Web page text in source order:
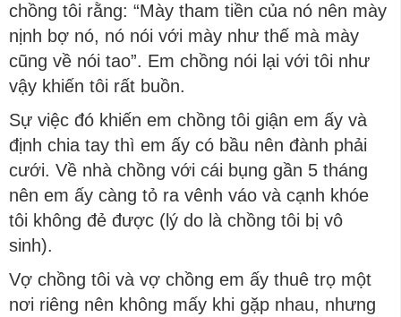
chồng tôi rằng: “Mày tham tiền của nó nên mày
nịnh bợ nó, nó nói với mày như thế mà mày
cũng về nói tao”. Em chồng nói lại với tôi như
vậy khiến tôi rất buồn.
Sự việc đó khiến em chồng tôi giận em ấy và
định chia tay thì em ấy có bầu nên đành phải
cưới. Về nhà chồng với cái bụng gần 5 tháng
nên em ấy càng tỏ ra vênh váo và cạnh khóe
tôi không đẻ được (lý do là chồng tôi bị vô
sinh).
Vợ chồng tôi và vợ chồng em ấy thuê trọ một
nơi riêng nên không mấy khi gặp nhau, nhưng